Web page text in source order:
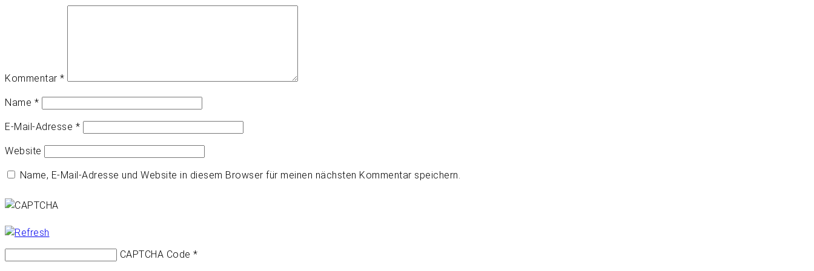
Kommentar *
Name *
E-Mail-Adresse *
Website
Name, E-Mail-Adresse und Website in diesem Browser für meinen nächsten Kommentar speichern.
CAPTCHA Code *